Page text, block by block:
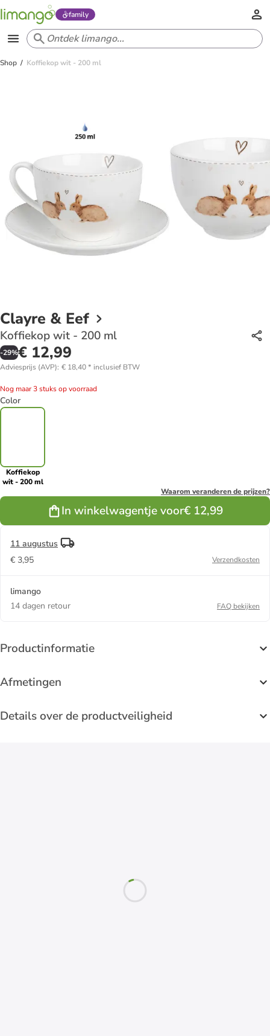
family
Shop Koffiekop wit - 200 ml
Clayre & Eef
Koffiekop wit - 200 ml
-29%€ 12,99
Adviesprijs (AVP): € 18,40* inclusief BTW
Nog maar 3 stuks op voorraad
Color
Koffiekop
wit - 200 ml
Waarom veranderen de prijzen?
In winkelwagentje voor€ 12,99
11 augustus
€ 3,95
Verzendkosten
limango
14 dagen retour
FAQ bekijken
Productinformatie
Afmetingen
Details over de productveiligheid